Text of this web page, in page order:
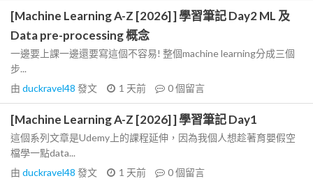
[Machine Learning A-Z [2026] ] 學習筆記 Day2 ML 及
Data pre-processing 概念
一邊要上課一邊還要寫這個不容易! 整個machine learning分成三個
步...
由 duckravel48 發文 1 天前 0個留言
[Machine Learning A-Z [2026] ] 學習筆記 Day1
這個系列文章是Udemy上的課程延伸，因為我個人想趁著育嬰假空
檔學一點data...
由 duckravel48 發文 1 天前 0個留言